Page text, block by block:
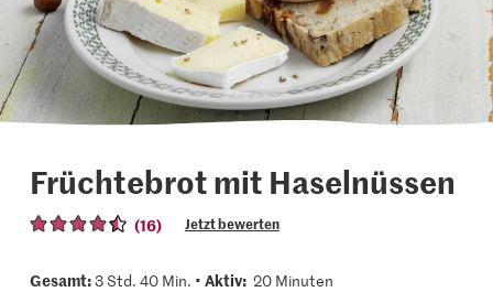
Früchtebrot mit Haselnüssen
(16) Jetzt bewerten
Gesamt:3 Std. 40 Min. • Aktiv:20 Minuten